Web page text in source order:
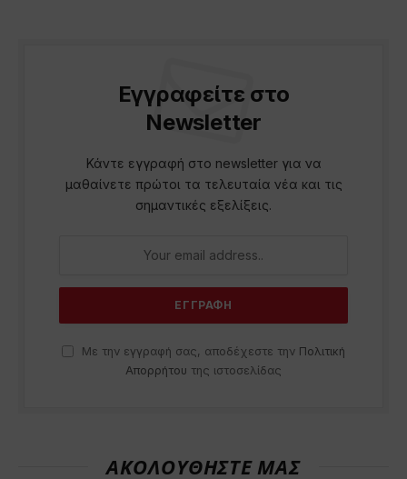
Εγγραφείτε στο
Newsletter
Κάντε εγγραφή στο newsletter για να
μαθαίνετε πρώτοι τα τελευταία νέα και τις
σημαντικές εξελίξεις.
Με την εγγραφή σας, αποδέχεστε την Πολιτική
Απορρήτου της ιστοσελίδας
ΑΚΟΛΟΥΘΗΣΤΕ ΜΑΣ